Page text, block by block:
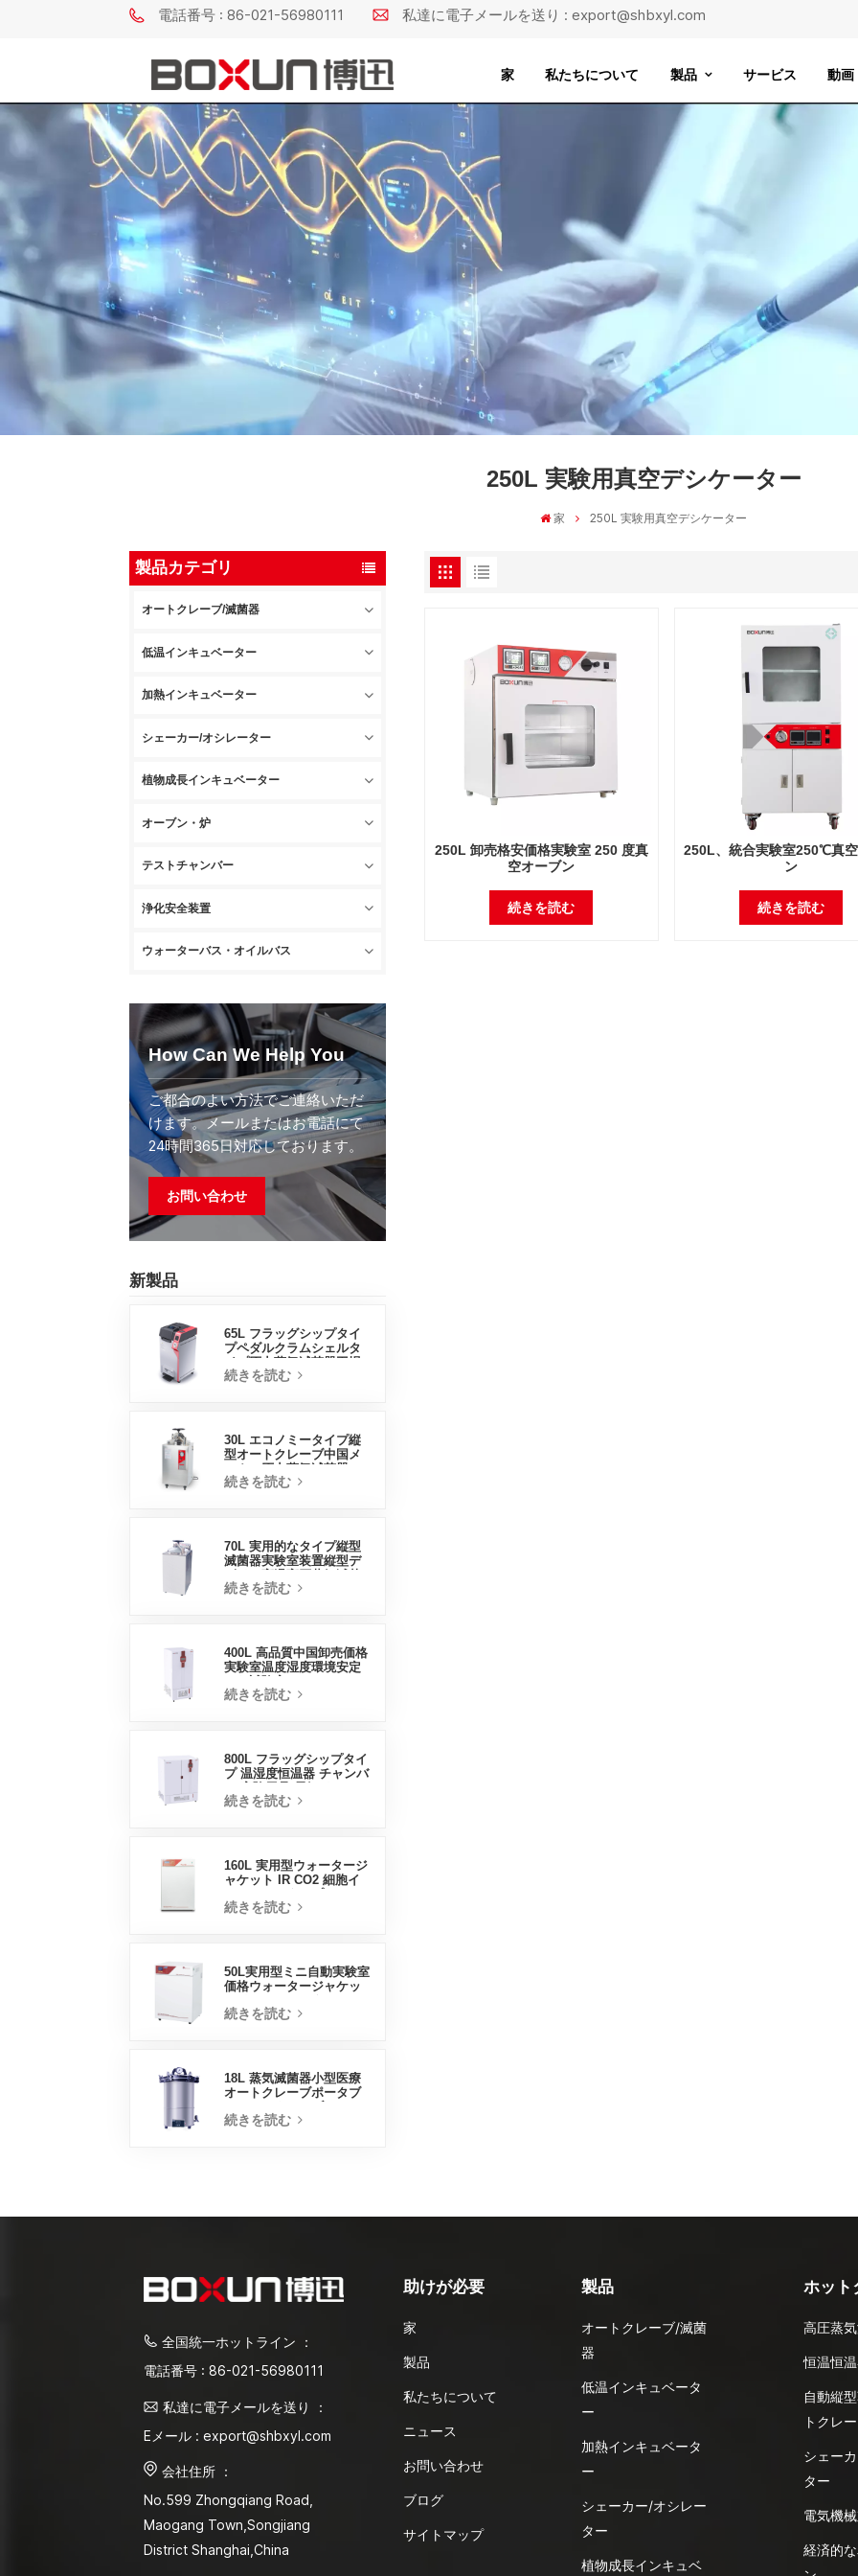
電話番号 : 86-021-56980111 私達に電子メールを送り : export@shbxyl.com
家 私たちについて 製品 サービス 動画
250L 実験用真空デシケーター
家 250L 実験用真空デシケーター
製品カテゴリ
オートクレーブ/滅菌器
低温インキュベーター
加熱インキュベーター
シェーカー/オシレーター
植物成長インキュベーター
オーブン・炉
テストチャンバー
浄化安全装置
ウォーターバス・オイルバス
How Can We Help You
ご都合のよい方法でご連絡いただ
けます。メールまたはお電話にて
24時間365日対応しております。
お問い合わせ
新製品
65L フラッグシップタイ
プペダルクラムシェルタ
直販中国工場
続きを読む
30L エコノミータイプ縦
型オートクレーブ中国メ
続きを読む
70L 実用的なタイプ縦型
滅菌器実験室装置縦型デ
器
続きを読む
400L 高品質中国卸売価格
実験室温度湿度環境安定
続きを読む
800L フラッグシップタイ
プ 温湿度恒温器 チャンバ
ベーター
続きを読む
160L 実用型ウォータージ
ャケット IR CO2 細胞イ
ッショナル工場ラボイン
続きを読む
50L実用型ミニ自動実験室
価格ウォータージャケッ
続きを読む
18L 蒸気滅菌器小型医療
オートクレーブポータブ
続きを読む
250L 卸売格安価格実験室 250 度真
空オーブン
続きを読む
250L、統合実験室250℃真
ン
続きを読む
全国統一ホットライン ：
電話番号 : 86-021-56980111
私達に電子メールを送り ：
Eメール : export@shbxyl.com
会社住所 ：
No.599 Zhongqiang Road,
Maogang Town,Songjiang
District Shanghai,China
助けが必要
家
製品
私たちについて
ニュース
お問い合わせ
ブログ
サイトマップ
製品
オートクレーブ/滅菌
器
低温インキュベータ
ー
加熱インキュベータ
ー
シェーカー/オシレー
ター
植物成長インキュベ
ホット
高圧蒸
恒温恒
自動縦
トクレ
シェー
ター
電気機
経済的